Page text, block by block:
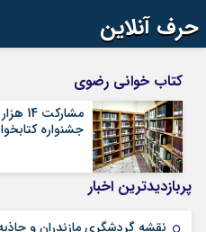
حرف آنلاین
آپارات
رمز عبور
کتاب خوانی رضوی
جشنواره
پربازدیدترین اخبار